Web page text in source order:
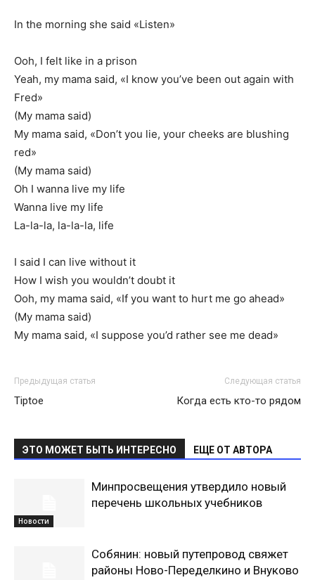
In the morning she said «Listen»
Ooh, I felt like in a prison
Yeah, my mama said, «I know you’ve been out again with
Fred»
(My mama said)
My mama said, «Don’t you lie, your cheeks are blushing
red»
(My mama said)
Oh I wanna live my life
Wanna live my life
La-la-la, la-la-la, life
I said I can live without it
How I wish you wouldn’t doubt it
Ooh, my mama said, «If you want to hurt me go ahead»
(My mama said)
My mama said, «I suppose you’d rather see me dead»
Предыдущая статья
Tiptoe
Следующая статья
Когда есть кто-то рядом
ЭТО МОЖЕТ БЫТЬ ИНТЕРЕСНО ЕЩЕ ОТ АВТОРА
Новости
Минпросвещения утвердило новый
перечень школьных учебников
Собянин: новый путепровод свяжет
районы Ново-Переделкино и Внуково